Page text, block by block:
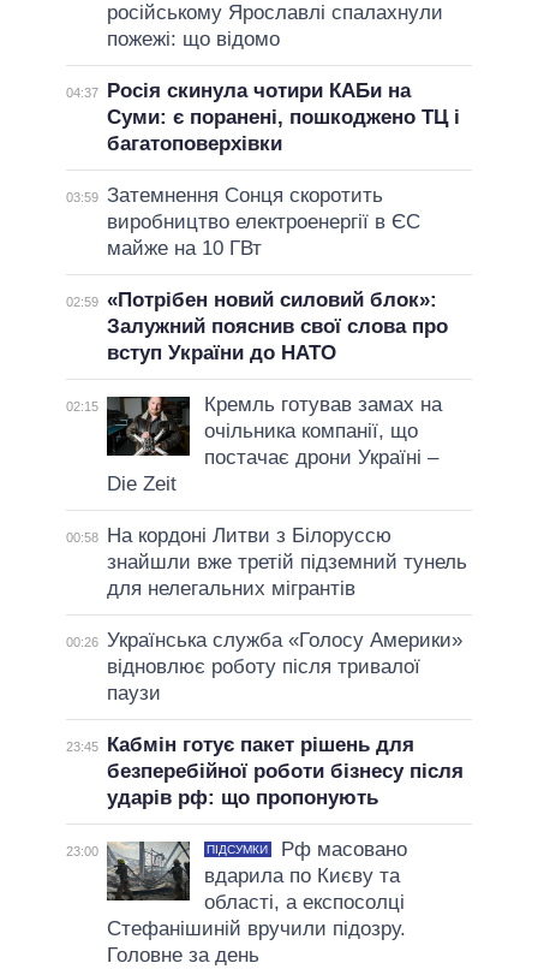
російському Ярославлі спалахнули
пожежі: що відомо
04:37
Росія скинула чотири КАБи на
Суми: є поранені, пошкоджено ТЦ і
багатоповерхівки
03:59 Затемнення Сонця скоротить
виробництво електроенергії в ЄС
майже на 10 ГВт
02:59 «Потрібен новий силовий блок»:
Залужний пояснив свої слова про
вступ України до НАТО
02:15
Кремль готував замах на
очільника компанії, що
постачає дрони Україні –
Die Zeit
00:58
На кордоні Литви з Білоруссю
знайшли вже третій підземний тунель
для нелегальних мігрантів
00:26 Українська служба «Голосу Америки»
відновлює роботу після тривалої
паузи
23:45
Кабмін готує пакет рішень для
безперебійної роботи бізнесу після
ударів рф: що пропонують
23:00 ПІДСУМКИ
Рф масовано
вдарила по Києву та
області, а експосолці
Стефанішиній вручили підозру.
Головне за день